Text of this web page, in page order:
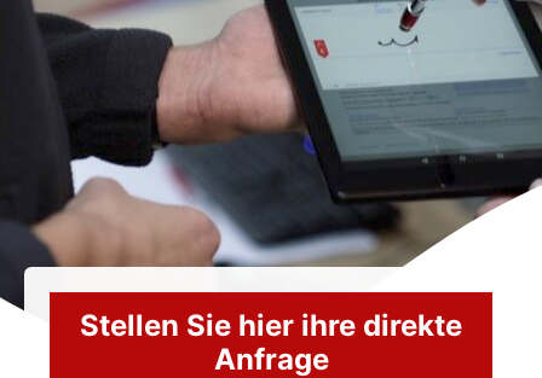
Stellen Sie hier ihre direkte
Anfrage